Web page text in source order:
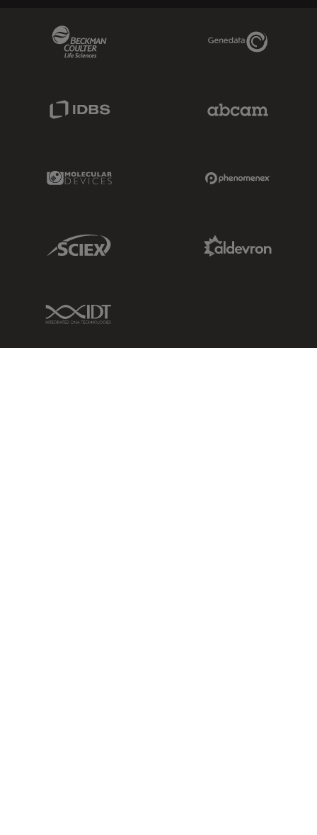
Genedata Link
Molecular Devices Link
Sciex Link
IDT Link